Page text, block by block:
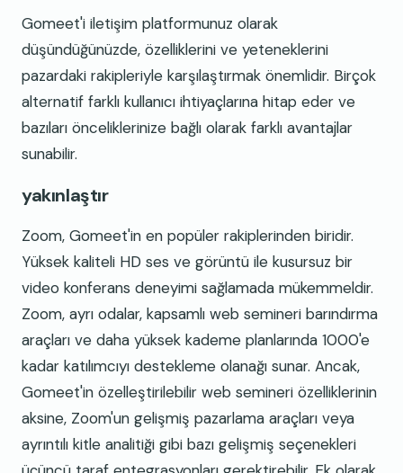
Gomeet'i iletişim platformunuz olarak
düşündüğünüzde, özelliklerini ve yeteneklerini
pazardaki rakipleriyle karşılaştırmak önemlidir. Birçok
alternatif farklı kullanıcı ihtiyaçlarına hitap eder ve
bazıları önceliklerinize bağlı olarak farklı avantajlar
sunabilir.
yakınlaştır
Zoom, Gomeet'in en popüler rakiplerinden biridir.
Yüksek kaliteli HD ses ve görüntü ile kusursuz bir
video konferans deneyimi sağlamada mükemmeldir.
Zoom, ayrı odalar, kapsamlı web semineri barındırma
araçları ve daha yüksek kademe planlarında 1000'e
kadar katılımcıyı destekleme olanağı sunar. Ancak,
Gomeet'in özelleştirilebilir web semineri özelliklerinin
aksine, Zoom'un gelişmiş pazarlama araçları veya
ayrıntılı kitle analitiği gibi bazı gelişmiş seçenekleri